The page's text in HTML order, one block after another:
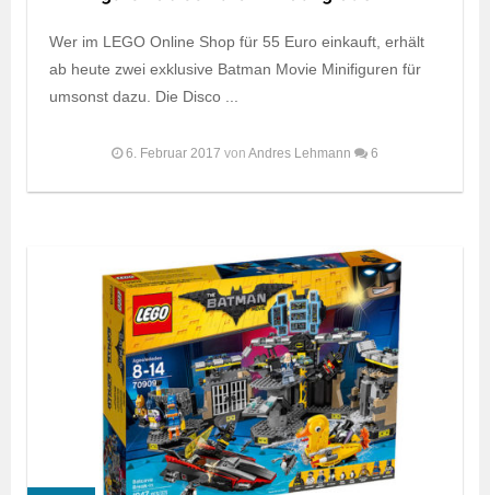
Wer im LEGO Online Shop für 55 Euro einkauft, erhält
ab heute zwei exklusive Batman Movie Minifiguren für
umsonst dazu. Die Disco ...
6. Februar 2017 von Andres Lehmann 6